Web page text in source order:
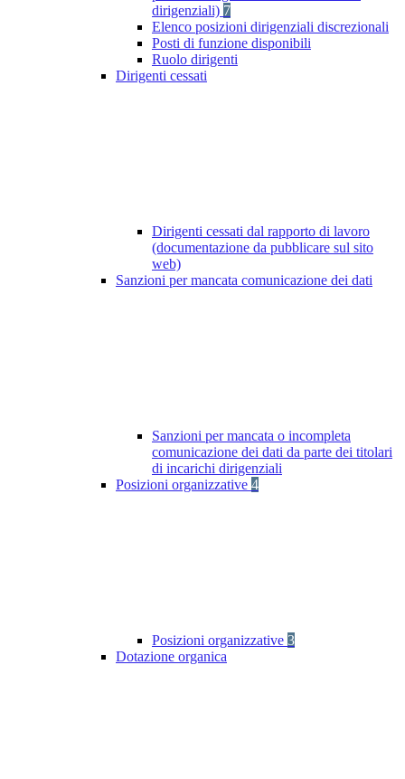
dirigenziali) 7
Elenco posizioni dirigenziali discrezionali
Posti di funzione disponibili
Ruolo dirigenti
Dirigenti cessati
Dirigenti cessati dal rapporto di lavoro
(documentazione da pubblicare sul sito
web)
Sanzioni per mancata comunicazione dei dati
Sanzioni per mancata o incompleta
comunicazione dei dati da parte dei titolari
di incarichi dirigenziali
Posizioni organizzative 4
Posizioni organizzative 3
Dotazione organica